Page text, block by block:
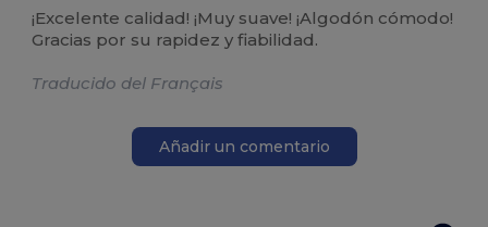
¡Excelente calidad! ¡Muy suave! ¡Algodón cómodo!
Gracias por su rapidez y fiabilidad.
Traducido del Français
Añadir un comentario